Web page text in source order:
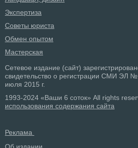
Экспертиза
Советы юриста
Обмен опытом
Мастерская
Сетевое издание (сайт)
свидетельство о регистрации СМИ ЭЛ
июля 2015 г.
1993-2024 «Ваши 6 соток» All rights
использования содержания сайта
Реклама